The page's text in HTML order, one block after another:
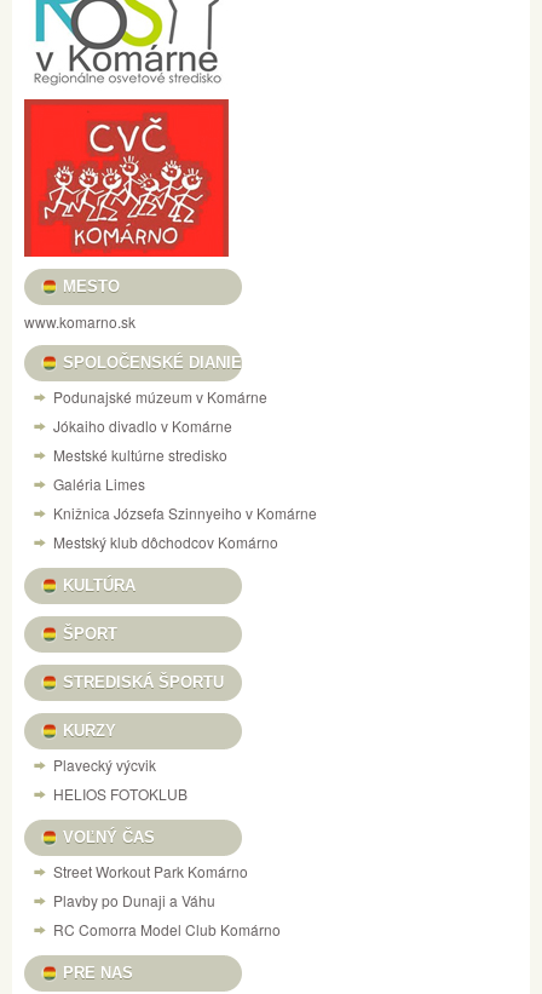
MESTO
www.komarno.sk
SPOLOČENSKÉ DIANIE
Podunajské múzeum v Komárne
Jókaiho divadlo v Komárne
Mestské kultúrne stredisko
Galéria Limes
Knižnica Józsefa Szinnyeiho v Komárne
Mestský klub dôchodcov Komárno
KULTÚRA
ŠPORT
STREDISKÁ ŠPORTU
KURZY
Plavecký výcvik
HELIOS FOTOKLUB
VOĽNÝ ČAS
Street Workout Park Komárno
Plavby po Dunaji a Váhu
RC Comorra Model Club Komárno
PRE NAS